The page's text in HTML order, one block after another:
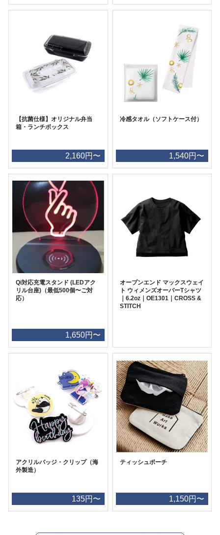
【抗菌仕様】オリジナル弁当
箱・ランチボックス
2,160円〜
冷感タオル（ソフトケース付）
1,540円〜
Qi対応充電スタンド (LEDアク
リル台座)（最低500個〜ご対
応）
1,650円〜
オープンエンド マックスウェイ
ト ウィメンズオーバーTシャツ
｜6.2oz｜OE1301｜CROSS &
STITCH
アクリルバッジ・クリップ（海
外製造）
135円〜
ティッシュポーチ
1,150円〜